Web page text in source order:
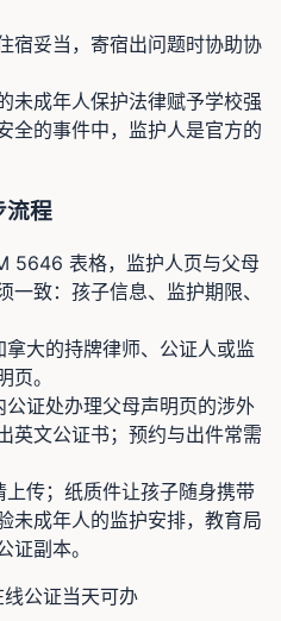
宿妥当，寄宿出问题时协助协
未成年人保护法律赋予学校强
全的事件中，监护人是官方的
流程
5646 表格，监护人页与父母
一致：孩子信息、监护期限、
拿大的持牌律师、公证人或监
。
公证处办理父母声明页的涉外
英文公证书；预约与出件常需
传；纸质件让孩子随身携带
成年人的监护安排，教育局
证副本。
公证当天可办